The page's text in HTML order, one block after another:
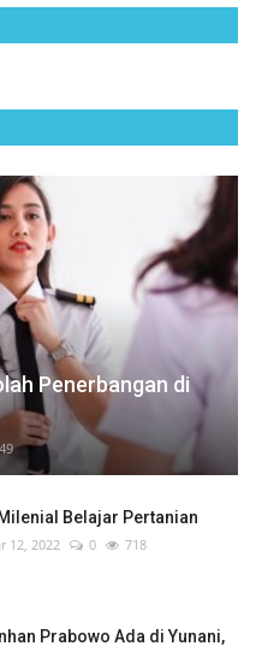
Penerbangan di
Belajar Pertanian
12, 2022 0 718
Prabowo Ada di Yunani,